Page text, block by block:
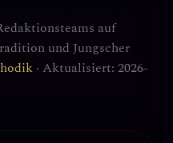
auf
und Jungscher
· Aktualisiert: 2026-